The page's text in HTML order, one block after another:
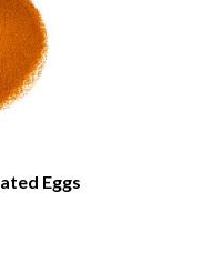
Eggs